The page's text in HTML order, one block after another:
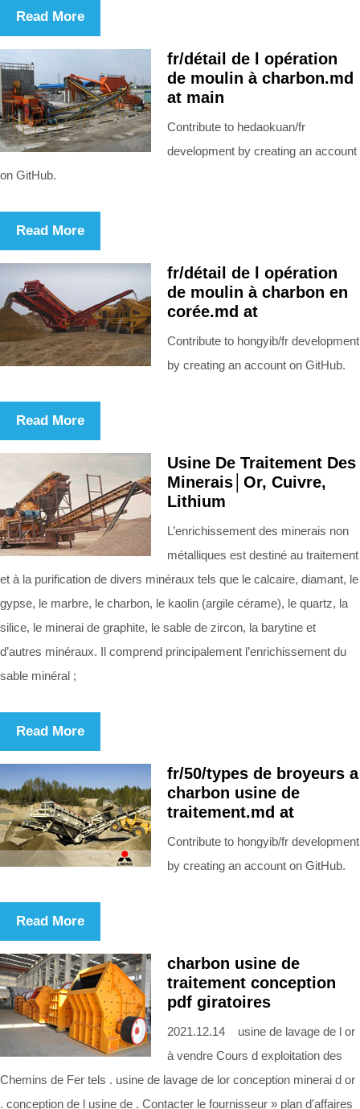
Read More
fr/détail de l opération
de moulin à charbon.md
at main
Contribute to hedaokuan/fr
development by creating an account
on GitHub.
Read More
fr/détail de l opération
de moulin à charbon en
corée.md at
Contribute to hongyib/fr development
by creating an account on GitHub.
Read More
Usine De Traitement Des
Minerais│Or, Cuivre,
Lithium
L’enrichissement des minerais non
métalliques est destiné au traitement
et à la purification de divers minéraux tels que le calcaire, diamant, le
gypse, le marbre, le charbon, le kaolin (argile cérame), le quartz, la
silice, le minerai de graphite, le sable de zircon, la barytine et
d’autres minéraux. Il comprend principalement l’enrichissement du
sable minéral ;
Read More
fr/50/types de broyeurs a
charbon usine de
traitement.md at
Contribute to hongyib/fr development
by creating an account on GitHub.
Read More
charbon usine de
traitement conception
pdf giratoires
2021.12.14 usine de lavage de l or
à vendre Cours d exploitation des
Chemins de Fer tels . usine de lavage de lor conception minerai d or
. conception de l usine de . Contacter le fournisseur » plan d'affaires